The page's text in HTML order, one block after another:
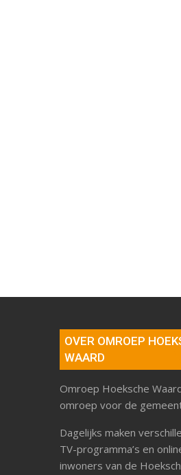
OVER OMROEP
WAARD
Omroep Hoeksche
omroep voor de
Dagelijks maken
TV-programma’s en
inwoners van de